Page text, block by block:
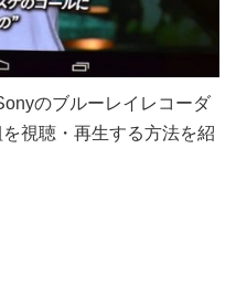
のブルーレイレコーダ
視聴・再生する方法を紹